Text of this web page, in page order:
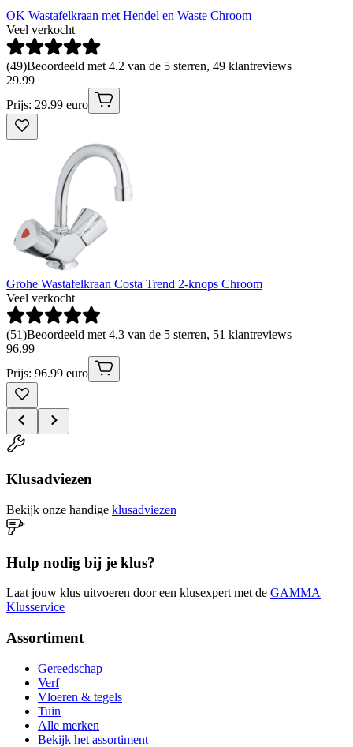
OK Wastafelkraan met Hendel en Waste Chroom
Veel verkocht
(49)Beoordeeld met 4.2 van de 5 sterren, 49 klantreviews
29.99
Prijs: 29.99 euro
Grohe Wastafelkraan Costa Trend 2-knops Chroom
Veel verkocht
(51)Beoordeeld met 4.3 van de 5 sterren, 51 klantreviews
96.99
Prijs: 96.99 euro
Klusadviezen
Bekijk onze handige klusadviezen
Hulp nodig bij je klus?
Laat jouw klus uitvoeren door een klusexpert met de GAMMA
Klusservice
Assortiment
Gereedschap
Verf
Vloeren & tegels
Tuin
Alle merken
Bekijk het assortiment